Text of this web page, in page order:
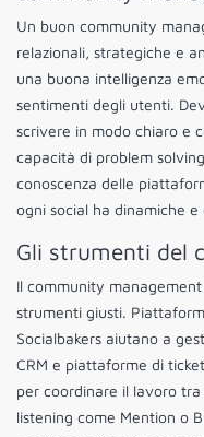
Un buon community
relazionali, strategiche e
una buona intelligenza
sentimenti degli utenti.
scrivere in modo chiaro e
capacità di problem
conoscenza delle
ogni social ha dinamiche e
Gli strumenti del
Il community
strumenti giusti.
Socialbakers aiutano a
CRM e piattaforme di
per coordinare il lavoro
listening come Mention o